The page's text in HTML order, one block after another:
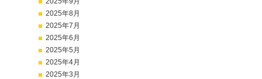
2025年8月
2025年7月
2025年6月
2025年5月
2025年4月
2025年3月